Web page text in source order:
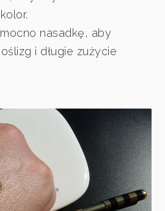
nasadkę, aby
i długie zużycie